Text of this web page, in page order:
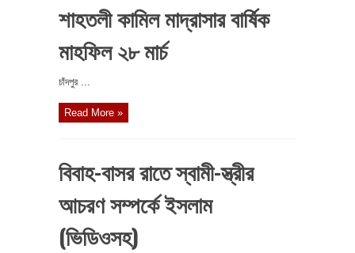
শাহতলী কামিল মাদ্রাসার বার্ষিক
মাহফিল ২৮ মার্চ
চাঁদপুর ...
Read More »
বিবাহ-বাসর রাতে স্বামী-স্ত্রীর
আচরণ সম্পর্কে ইসলাম
(ভিডিওসহ)